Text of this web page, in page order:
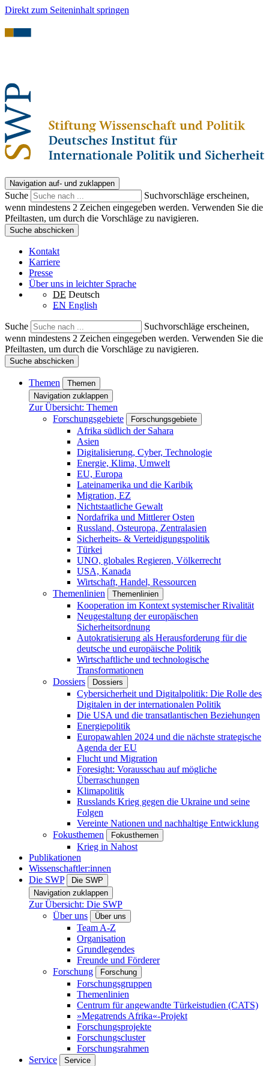
Direkt zum Seiteninhalt springen
Navigation auf- und zuklappen
Suche
Suchvorschläge erscheinen,
wenn mindestens 2 Zeichen eingegeben werden. Verwenden Sie die
Pfeiltasten, um durch die Vorschläge zu navigieren.
Suche abschicken
Kontakt
Karriere
Presse
Über uns in leichter Sprache
DE Deutsch
EN English
Suche
Suchvorschläge erscheinen,
wenn mindestens 2 Zeichen eingegeben werden. Verwenden Sie die
Pfeiltasten, um durch die Vorschläge zu navigieren.
Suche abschicken
Themen
Themen
Navigation zuklappen
Zur Übersicht: Themen
Forschungsgebiete
Forschungsgebiete
Afrika südlich der Sahara
Asien
Digitalisierung, Cyber, Technologie
Energie, Klima, Umwelt
EU, Europa
Lateinamerika und die Karibik
Migration, EZ
Nichtstaatliche Gewalt
Nordafrika und Mittlerer Osten
Russland, Osteuropa, Zentralasien
Sicherheits- & Verteidigungspolitik
Türkei
UNO, globales Regieren, Völkerrecht
USA, Kanada
Wirtschaft, Handel, Ressourcen
Themenlinien
Themenlinien
Kooperation im Kontext systemischer Rivalität
Neugestaltung der europäischen
Sicherheitsordnung
Autokratisierung als Herausforderung für die
deutsche und europäische Politik
Wirtschaftliche und technologische
Transformationen
Dossiers
Dossiers
Cybersicherheit und Digitalpolitik: Die Rolle des
Digitalen in der internationalen Politik
Die USA und die transatlantischen Beziehungen
Energiepolitik
Europawahlen 2024 und die nächste strategische
Agenda der EU
Flucht und Migration
Foresight: Vorausschau auf mögliche
Überraschungen
Klimapolitik
Russlands Krieg gegen die Ukraine und seine
Folgen
Vereinte Nationen und nachhaltige Entwicklung
Fokusthemen
Fokusthemen
Krieg in Nahost
Publikationen
Wissenschaftler:innen
Die SWP
Die SWP
Navigation zuklappen
Zur Übersicht: Die SWP
Über uns
Über uns
Team A-Z
Organisation
Grundlegendes
Freunde und Förderer
Forschung
Forschung
Forschungsgruppen
Themenlinien
Centrum für angewandte Türkeistudien (CATS)
»Megatrends Afrika«-Projekt
Forschungsprojekte
Forschungscluster
Forschungsrahmen
Service
Service